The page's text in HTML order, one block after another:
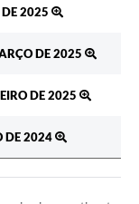
2025
DE 2025
DE 2025
DE 2024